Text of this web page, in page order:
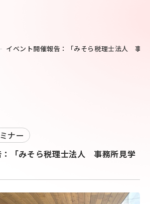
イベント開催報告：「みそら税理士法人 事
ナー
：「みそら税理士法人 事務所見学